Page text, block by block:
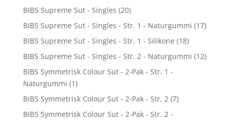
BIBS Supreme Sut - Singles (20)
BIBS Supreme Sut - Singles - Str. 1 - Naturgummi (17)
BIBS Supreme Sut - Singles - Str. 1 - Silikone (18)
BIBS Supreme Sut - Singles - Str. 2 - Naturgummi (12)
BIBS Symmetrisk Colour Sut - 2-Pak - Str. 1 -
Naturgummi (1)
BIBS Symmetrisk Colour Sut - 2-Pak - Str. 2 (7)
BIBS Symmetrisk Colour Sut - 2-Pak - Str. 2 -